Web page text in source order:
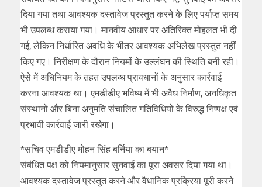
दिया गया तथा आवश्यक दस्तावेज प्रस्तुत करने के लिए पर्याप्त समय
भी उपलब्ध कराया गया। मानवीय आधार पर अतिरिक्त मोहलत भी दी
गई, लेकिन निर्धारित अवधि के भीतर आवश्यक अभिलेख प्रस्तुत नहीं
किए गए। निरीक्षण के दौरान नियमों के उल्लंघन की स्थिति बनी रही।
ऐसे में अधिनियम के तहत उपलब्ध प्रावधानों के अनुसार कार्रवाई
करना आवश्यक था। एमडीडीए भविष्य में भी अवैध निर्माण, अनधिकृत
संस्थानों और बिना अनुमति संचालित गतिविधियों के विरुद्ध निष्पक्ष एवं
प्रभावी कार्रवाई जारी रखेगा।
*सचिव एमडीडीए मोहन सिंह बर्निया का बयान*
संबंधित पक्ष को नियमानुसार सुनवाई का पूरा अवसर दिया गया था।
आवश्यक दस्तावेज प्रस्तुत करने और वैधानिक प्रक्रिया पूरी करने